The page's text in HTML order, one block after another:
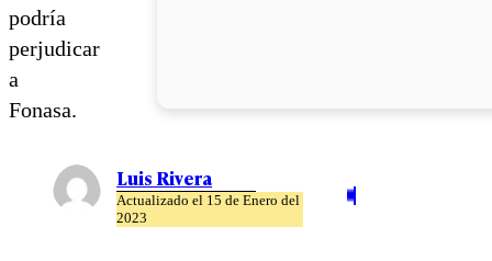
podría
perjudicar
a
Fonasa.
Luis Rivera
Actualizado el 15 de Enero del
2023